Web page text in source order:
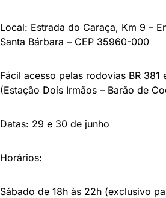
Local: Estrada do Caraça, Km 9 –
Santa Bárbara – CEP 35960-000
Fácil acesso pelas rodovias BR
(Estação Dois Irmãos – Barão de
Datas: 29 e 30 de junho
Horários:
Sábado de 18h às 22h (exclusivo